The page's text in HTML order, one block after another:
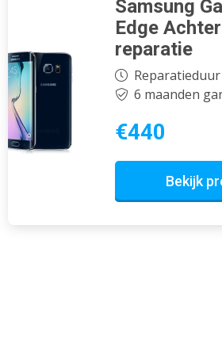
Samsung
Edge
reparatie
6 maanden
€440
Bekijk